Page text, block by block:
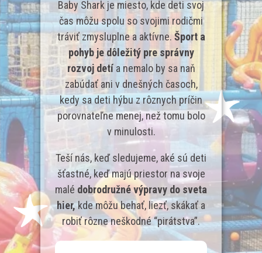
Baby Shark je miesto, kde deti svoj
čas môžu spolu so svojimi rodičmi
tráviť zmysluplne a aktívne. Šport a
pohyb je dôležitý pre správny
rozvoj detía nemalo by sa naň
zabúdať ani v dnešných časoch,
kedy sa deti hýbu z rôznych príčin
porovnateľne menej, než tomu bolo
v minulosti.
Teší nás, keď sledujeme, aké sú deti
šťastné, keď majú priestor na svoje
malé dobrodružné výpravy do sveta
hier,kde môžu behať, liezť, skákať a
robiť rôzne neškodné “pirátstva”.